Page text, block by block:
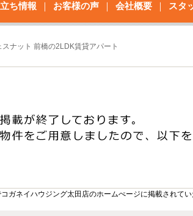
ち情報 お客様の声 会社概要 スタ
スナット 前橋の2LDK賃貸アパート
ガネイハウジング太田店のホームぺージに掲載されて